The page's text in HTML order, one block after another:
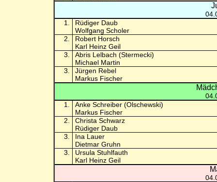
1.
Rüdiger Daub
Wolfgang Scholer
2.
Robert Horsch
Karl Heinz Geil
3.
Abris Lelbach (Stermecki)
Michael Martin
3.
Jürgen Rebel
Markus Fischer
1.
Anke Schreiber (Olschewski)
Markus Fischer
2.
Christa Schwarz
Rüdiger Daub
3.
Ina Lauer
Dietmar Gruhn
3.
Ursula Stuhlfauth
Karl Heinz Geil